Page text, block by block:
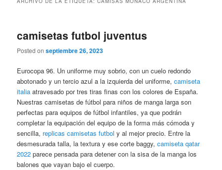
camisetas futbol juventus
Posted onseptiembre 26, 2023
Eurocopa 96. Un uniforme muy sobrio, con un cuelo redondo
abotonado y un tercio azul a la izquierda del uniforme,camiseta
italia atravesado por tres tiras finas con los colores de España.
Nuestras camisetas de fútbol para niños de manga larga son
perfectas para equipos de fútbol infantiles, ya que podrán
completar la equipación del equipo de la forma más cómoda y
sencilla, replicas camisetas futbol y al mejor precio. Entre la
desmesurada talla, la textura y ese corte baggy,camiseta qatar
2022 parece pensada para detener con la sisa de la manga los
balones que vayan bajo el cuerpo.